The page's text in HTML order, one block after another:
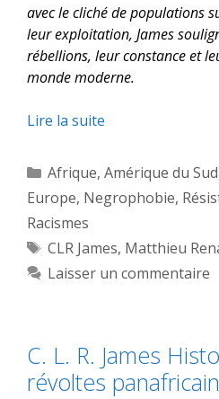
avec le cliché de populations
leur exploitation, James
rébellions, leur constance et
monde moderne.
Lire la suite
Catégories
Afrique, Amérique du Sud
Europe, Negrophobie,
Racismes
Étiquettes
CLR James, Matthieu
Laisser un commentaire
C. L. R. James
révoltes